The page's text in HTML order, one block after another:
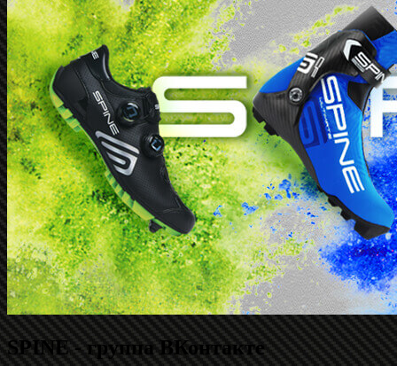
SPINE - группа ВКонтакте